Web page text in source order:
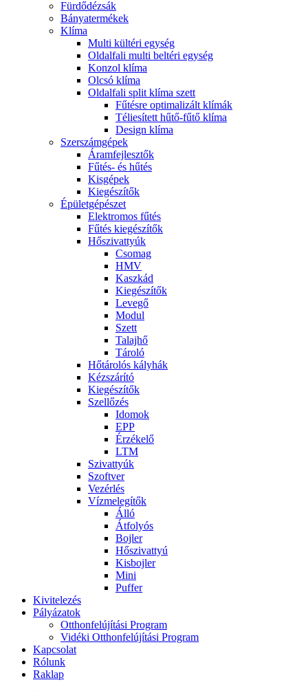
Fürdődézsák
Bányatermékek
Klíma
Multi kültéri egység
Oldalfali multi beltéri egység
Konzol klíma
Olcsó klíma
Oldalfali split klíma szett
Fűtésre optimalizált klímák
Téliesített hűtő-fűtő klíma
Design klíma
Szerszámgépek
Áramfejlesztők
Fűtés- és hűtés
Kisgépek
Kiegészítők
Épületgépészet
Elektromos fűtés
Fűtés kiegészítők
Hőszivattyúk
Csomag
HMV
Kaszkád
Kiegészítők
Levegő
Modul
Szett
Talajhő
Tároló
Hőtárolós kályhák
Kézszárító
Kiegészítők
Szellőzés
Idomok
EPP
Érzékelő
LTM
Szivattyúk
Szoftver
Vezérlés
Vízmelegítők
Álló
Átfolyós
Bojler
Hőszivattyú
Kisbojler
Mini
Puffer
Kivitelezés
Pályázatok
Otthonfelújítási Program
Vidéki Otthonfelújítási Program
Kapcsolat
Rólunk
Raklap